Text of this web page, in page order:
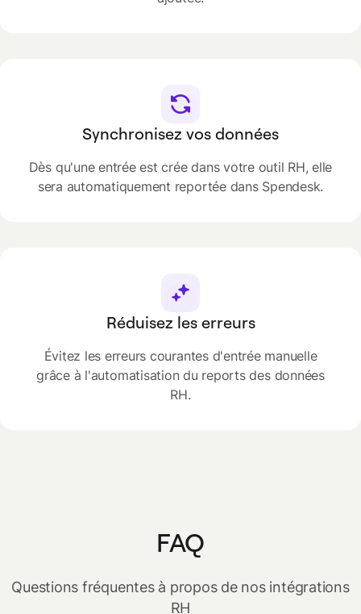
Synchronisez vos données
Dès qu'une entrée est crée dans votre outil RH, elle
sera automatiquement reportée dans Spendesk.
Réduisez les erreurs
Évitez les erreurs courantes d'entrée manuelle
grâce à l'automatisation du reports des données
RH.
FAQ
Questions fréquentes à propos de nos intégrations
RH